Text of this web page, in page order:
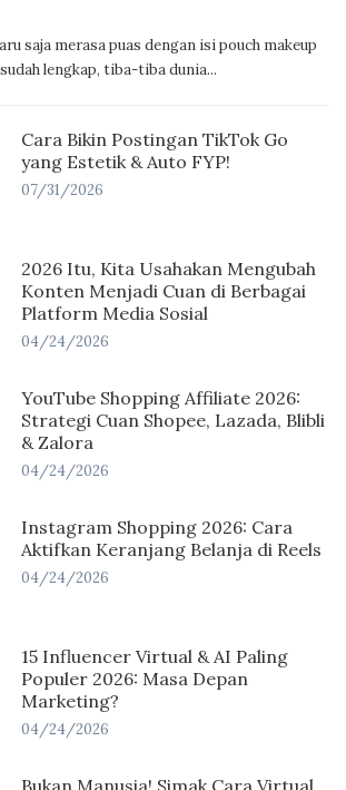
saja merasa puas dengan isi pouch makeup
lengkap, tiba-tiba dunia...
Cara Bikin Postingan TikTok Go
yang Estetik & Auto FYP!
07/31/2026
2026 Itu, Kita Usahakan Mengubah
Konten Menjadi Cuan di Berbagai
Platform Media Sosial
04/24/2026
YouTube Shopping Affiliate 2026:
Strategi Cuan Shopee, Lazada, Blibli
& Zalora
04/24/2026
Instagram Shopping 2026: Cara
Aktifkan Keranjang Belanja di Reels
04/24/2026
15 Influencer Virtual & AI Paling
Populer 2026: Masa Depan
Marketing?
04/24/2026